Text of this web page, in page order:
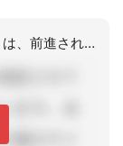
ご回答ありがとうございます。１週間とは、前進されてる印象です。参考になります。